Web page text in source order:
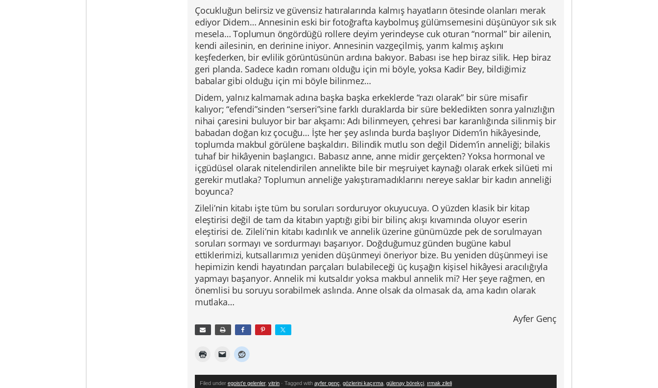
Çocukluğun belirsiz ve güvensiz hatıralarında kalmış hayatların ötesinde olanları merak
ediyor Didem… Annesinin eski bir fotoğrafta kaybolmuş gülümsemesini düşünüyor sık sık
mesela… Toplumun öngördüğü rollere deyim yerindeyse cuk oturan “normal” bir ailenin,
kendi ailesinin, en derinine iniyor. Annesinin vazgeçilmiş, yarım kalmış aşkını
keşfederken, bir evlilik görüntüsünün ardına bakıyor. Babası ise hep biraz silik. Hep biraz
geri planda. Sadece kadın romanı olduğu için mi böyle, yoksa Kadir Bey, bildiğimiz
babalar gibi olduğu için mi böyle bilinmez…
Didem, yalnız kalmamak adına başka başka erkeklerde “razı olarak” bir süre misafir
kalıyor; “efendi”sinden “serseri”sine farklı duraklarda bir süre bekledikten sonra yalnızlığın
nihai çaresini buluyor bir bar akşamı: Adı bilinmeyen, çehresi bar karanlığında silinmiş bir
babadan doğan kız çocuğu… İşte her şey aslında burda başlıyor Didem’in hikâyesinde,
toplumda makbul görülene başkaldırı. Bilindik mutlu son değil Didem’in anneliği; bilakis
tuhaf bir hikâyenin başlangıcı. Babasız anne, anne midir gerçekten? Yoksa hormonal ve
içgüdüsel olarak nitelendirilen annelikte bile bir meşruiyet kaynağı olarak erkek silüeti mi
gerekir mutlaka? Toplumun anneliğe yakıştıramadıklarını nereye saklar bir kadın anneliği
boyunca?
Zileli’nin kitabı işte tüm bu soruları sorduruyor okuyucuya. O yüzden klasik bir kitap
eleştirisi değil de tam da kitabın yaptığı gibi bir bilinç akışı kıvamında oluyor eserin
eleştirisi de. Zileli’nin kitabı kadınlık ve annelik üzerine günümüzde pek de sorulmayan
soruları sormayı ve sordurmayı başarıyor. Doğduğumuz günden bugüne kabul
ettiklerimizi, kutsallarımızı yeniden düşünmeyi öneriyor bize. Bu yeniden düşünmeyi ise
hepimizin kendi hayatından parçaları bulabileceği üç kuşağın kişisel hikâyesi aracılığıyla
yapmayı başarıyor. Annelik mi kutsaldır yoksa makbul annelik mi? Her şeye rağmen, en
önemlisi bu soruyu sorabilmek aslında. Anne olsak da olmasak da, ama kadın olarak
mutlaka…
Ayfer Genç
Filed under egoist'e gelenler, vitrin · Tagged with ayfer genç gözlerini kaçırma gülenay börekçi ırmak zileli